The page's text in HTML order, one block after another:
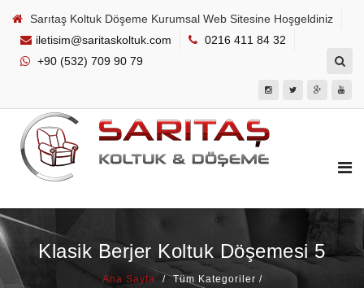
Sarıtaş Koltuk Döşeme Kurumsal Web Sitesine Hoşgeldiniz
iletisim@saritaskoltuk.com
0216 411 84 32
+90 (532) 709 90 79
Klasik Berjer Koltuk Döşemesi 5
Ana Sayfa
Tüm Kategoriler /